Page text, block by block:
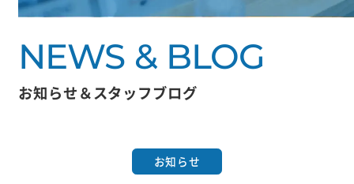
お知らせ＆スタッフブログ
お知らせ